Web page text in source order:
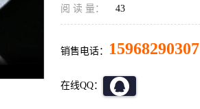
阅 读 量： 43
销售电话： 15968290307
在线QQ：